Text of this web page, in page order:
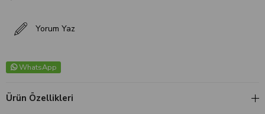
Yorum Yaz
WhatsApp
Ürün Özellikleri